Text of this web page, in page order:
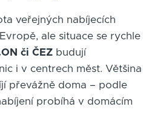
veřejných nabíjecích
ale situace se rychle
či ČEZ budují
i v centrech měst. Většina
převážně doma – podle
probíhá v domácím